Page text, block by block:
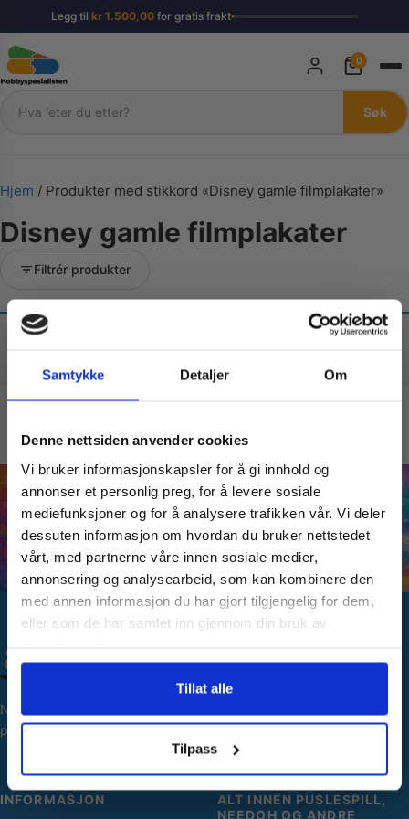
Samtykke Detaljer Om
Denne nettsiden anvender cookies
Vi bruker informasjonskapsler for å gi innhold og
annonser et personlig preg, for å levere sosiale
mediefunksjoner og for å analysere trafikken vår. Vi deler
dessuten informasjon om hvordan du bruker nettstedet
vårt, med partnerne våre innen sosiale medier,
annonsering og analysearbeid, som kan kombinere den
med annen informasjon du har gjort tilgjengelig for dem,
eller som de har samlet inn gjennom din bruk av
Tillat alle
Tilpass
Legg til kr1.500,00for gratis frakt
Søk
Søk
0
Hjem / Produkter med stikkord «Disney gamle filmplakater»
Disney gamle filmplakater
Filtrér produkter
Fant ingen produkter som passet med valgene
Norges største utvalg av
puslespill og hobbyartikler.
Min side
Ordreoversikt
Personopplysninger
INFORMASJON
ALT INNEN PUSLESPILL,
NEEDOH OG ANDRE
Vil du ha
10% Rabatt?
Meld deg på vårt nyhetsbrev og motta
gode tilbud og produktinformasjon fra
oss¢!
Ja takk, jeg er med
Nei takk! Jeg betaler fullpris